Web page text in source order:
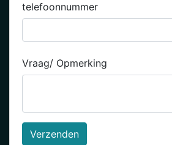
telefoonnummer
Vraag/ Opmerking
Verzenden